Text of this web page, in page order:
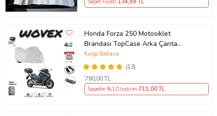
Sepet Fiyatı 134,99 TL
Honda Forza 250 Motosiklet
Brandası TopCase Arka Çanta
Uyumlu Branda,Örtü
(13)
Kargo Bedava
790,00 TL
Sepette %10 İndirim 711,00 TL